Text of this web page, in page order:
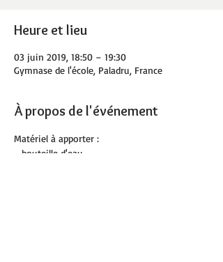
Heure et lieu
03 juin 2019, 18:50 – 19:30
Gymnase de l'école, Paladru, France
À propos de l'événement
Matériel à apporter :
- bouteille d'eau